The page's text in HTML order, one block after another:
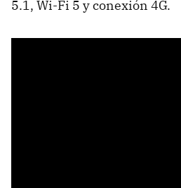
5.1, Wi-Fi 5 y conexión 4G.